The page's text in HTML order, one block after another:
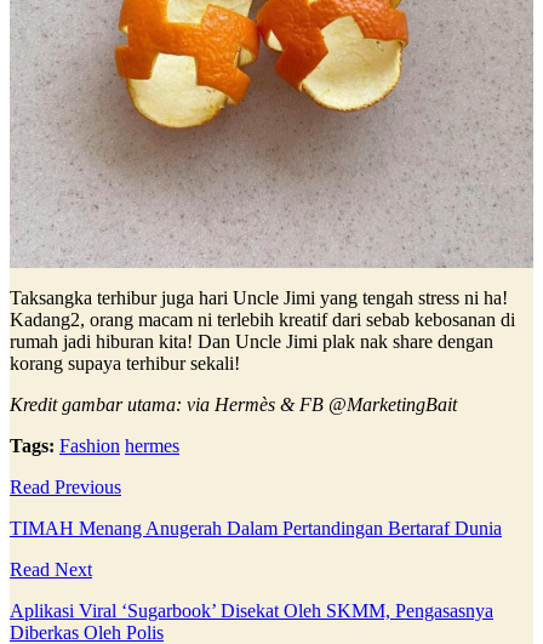
Taksangka terhibur juga hari Uncle Jimi yang tengah stress ni ha!
Kadang2, orang macam ni terlebih kreatif dari sebab kebosanan di
rumah jadi hiburan kita! Dan Uncle Jimi plak nak share dengan
korang supaya terhibur sekali!
Kredit gambar utama: via Hermès & FB @MarketingBait
Tags: Fashion hermes
Read Previous
TIMAH Menang Anugerah Dalam Pertandingan Bertaraf Dunia
Read Next
Aplikasi Viral ‘Sugarbook’ Disekat Oleh SKMM, Pengasasnya
Diberkas Oleh Polis